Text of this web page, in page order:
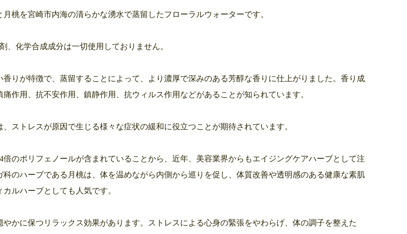
桃を宮崎市内海の清らかな湧水で蒸留したフローラルウォーターです。
、化学合成成分は一切使用しておりません。
香りが特徴で、蒸留することによって、より濃厚で深みのある芳醇な香りに仕上がりました。香り成
作用、抗不安作用、鎮静作用、抗ウィルス作用などがあることが知られています。
ストレスが原因で生じる様々な症状の緩和に役立つことが期待されています。
倍のポリフェノールが含まれていることから、近年、美容業界からもエイジングケアハーブとして注
科のハーブである月桃は、体を温めながら内側から巡りを促し、体質改善や透明感のある健康な素肌
ルハーブとしても人気です。
やかに保つリラックス効果があります。ストレスによる心身の緊張をやわらげ、体の調子を整えた